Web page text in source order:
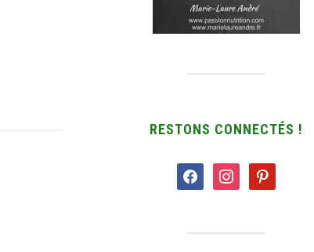
RESTONS CONNECTÉS !
facebookinstagrampinterest